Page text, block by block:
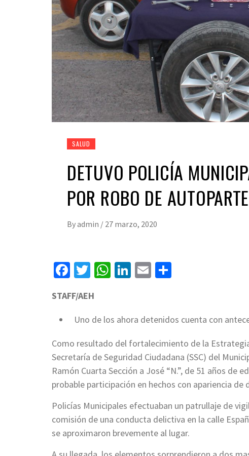
SALUD
DETUVO POLICÍA
POR ROBO DE
Byadmin / 27 marzo, 2020
Facebook
Twitter
WhatsApp
LinkedIn
Email
STAFF/AEH
Uno de los ahora detenidos cuenta con
Como resultado del fortalecimiento de la
Secretaría de Seguridad Ciudadana (SSC) del
Ramón Cuarta Sección a José “N.”, de 51 años de
probable participación en hechos con apariencia
Policías Municipales efectuaban un patrullaje de
comisión de una conducta delictiva en la calle
se aproximaron brevemente al lugar.